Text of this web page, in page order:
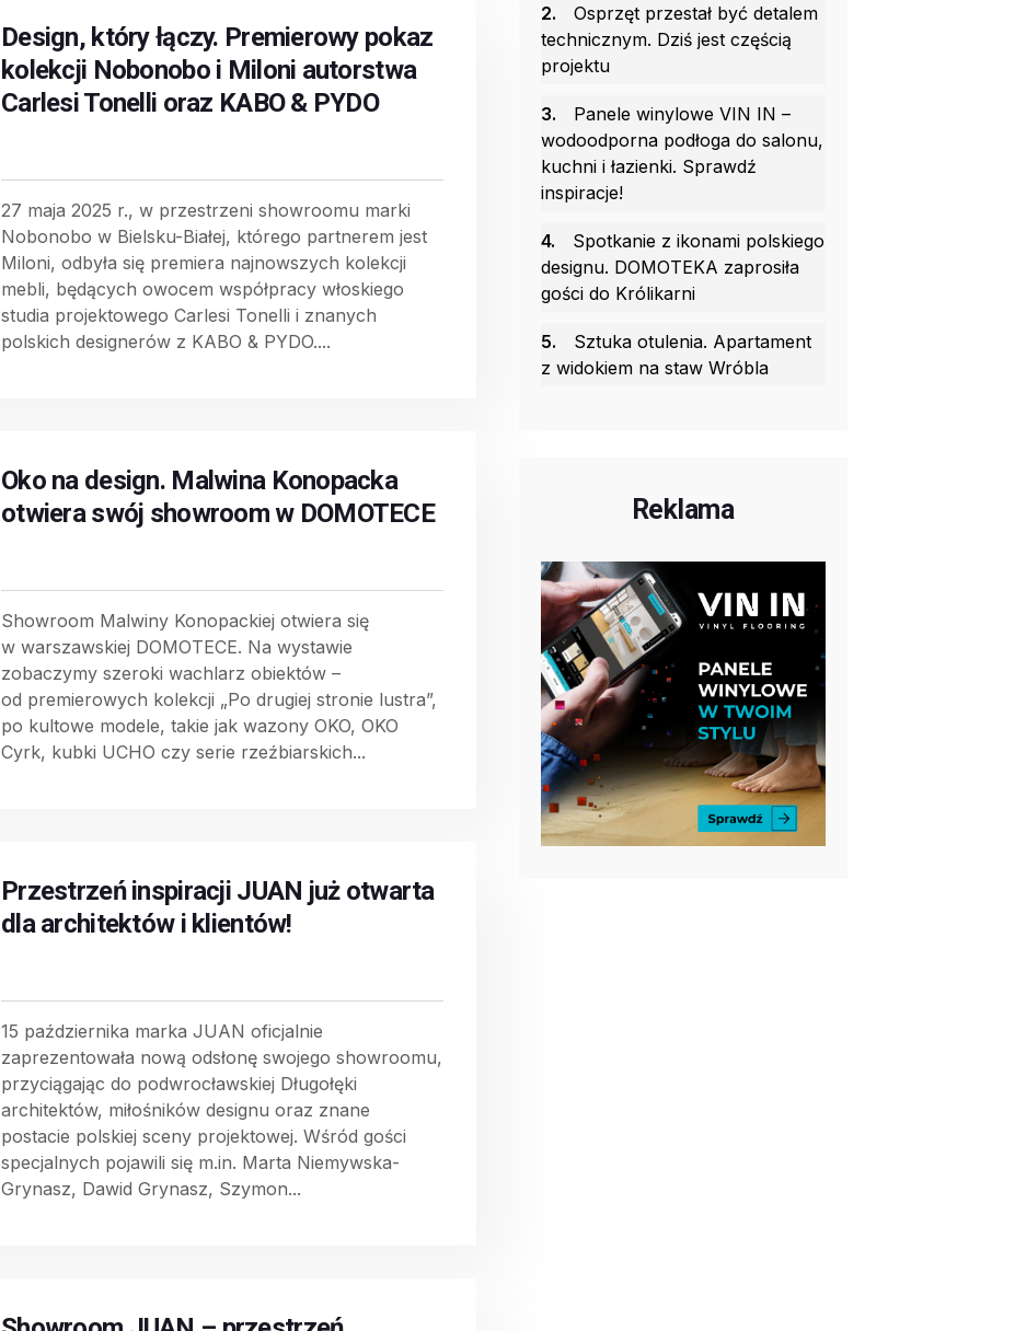
Design, który łączy. Premierowy pokaz
kolekcji Nobonobo i Miloni autorstwa
Carlesi Tonelli oraz KABO & PYDO
27 maja 2025 r., w przestrzeni showroomu marki
Nobonobo w Bielsku-Białej, którego partnerem jest
Miloni, odbyła się premiera najnowszych kolekcji
mebli, będących owocem współpracy włoskiego
studia projektowego Carlesi Tonelli i znanych
polskich designerów z KABO & PYDO....
Oko na design. Malwina Konopacka
otwiera swój showroom w DOMOTECE
Showroom Malwiny Konopackiej otwiera się
w warszawskiej DOMOTECE. Na wystawie
zobaczymy szeroki wachlarz obiektów –
od premierowych kolekcji „Po drugiej stronie lustra”,
po kultowe modele, takie jak wazony OKO, OKO
Cyrk, kubki UCHO czy serie rzeźbiarskich...
Przestrzeń inspiracji JUAN już otwarta
dla architektów i klientów!
15 października marka JUAN oficjalnie
zaprezentowała nową odsłonę swojego showroomu,
przyciągając do podwrocławskiej Długołęki
architektów, miłośników designu oraz znane
postacie polskiej sceny projektowej. Wśród gości
specjalnych pojawili się m.in. Marta Niemywska-
Grynasz, Dawid Grynasz, Szymon...
2.
Osprzęt przestał być detalem
technicznym. Dziś jest częścią
projektu
3.
Panele winylowe VIN IN –
wodoodporna podłoga do salonu,
kuchni i łazienki. Sprawdź
inspiracje!
4.
Spotkanie z ikonami polskiego
designu. DOMOTEKA zaprosiła
gości do Królikarni
5.
Sztuka otulenia. Apartament
z widokiem na staw Wróbla
Reklama